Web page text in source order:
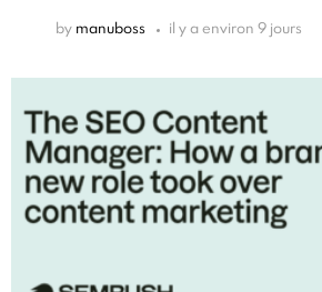
by manuboss il y a environ 9 jours